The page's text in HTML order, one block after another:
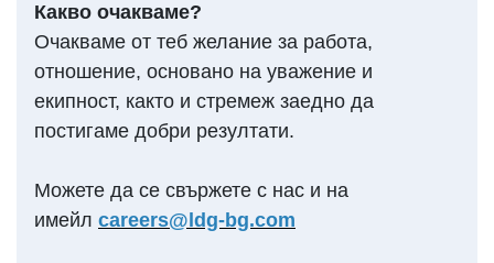
Какво очакваме?
Очакваме от теб желание за работа,
отношение, основано на уважение и
екипност, както и стремеж заедно да
постигаме добри резултати.
Можете да се свържете с нас и на
имейл careers@ldg-bg.com